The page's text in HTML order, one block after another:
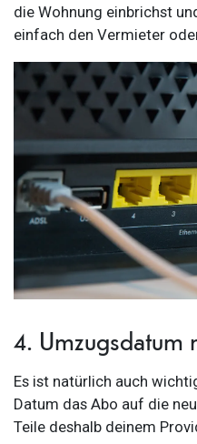
die Wohnung einbrichst
einfach den Vermieter
4. Umzugsdatum
Es ist natürlich auch
Datum das Abo auf die
Teile deshalb deinem